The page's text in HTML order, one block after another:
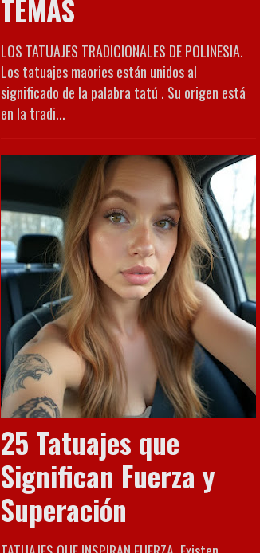
TEMAS
LOS TATUAJES TRADICIONALES DE POLINESIA.
Los tatuajes maories están unidos al
significado de la palabra tatú . Su origen está
en la tradi...
25 Tatuajes que
Significan Fuerza y
Superación